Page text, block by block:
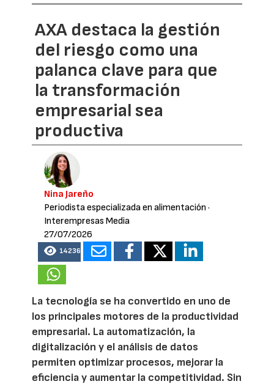
AXA destaca la gestión
del riesgo como una
palanca clave para que
la transformación
empresarial sea
productiva
Nina Jareño
Periodista especializada en alimentación ·
Interempresas Media
27/07/2026
14236
La tecnología se ha convertido en uno de
los principales motores de la productividad
empresarial. La automatización, la
digitalización y el análisis de datos
permiten optimizar procesos, mejorar la
eficiencia y aumentar la competitividad. Sin